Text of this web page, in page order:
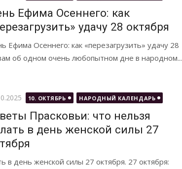
Ефима Осеннего: как
удачу 28 октября
Ефима Осеннего: как «перезагрузить» удачу 28
об одном очень любопытном дне в народном...
10. ОКТЯБРЬ НАРОДНЫЙ КАЛЕНДАРЬ
Прасковьи: что нельзя
в день женской силы 27
в день женской силы 27 октября. 27 октября: